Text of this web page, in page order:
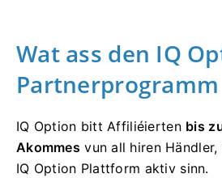
Wat ass den IQ
Partnerprogramm
IQ Option bitt Affiliéierten bis
Akommes vun all hiren
IQ Option Plattform aktiv sinn.